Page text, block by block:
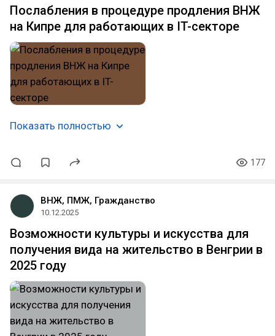
Послабления в процедуре продления ВНЖ
на Кипре для работающих в IT-секторе
Показать полностью
177
ВНЖ, ПМЖ, Гражданство
10.12.2025
Возможности культуры и искусства для
получения вида на жительство в Венгрии в
2025 году